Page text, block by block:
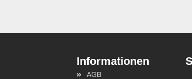
AGB